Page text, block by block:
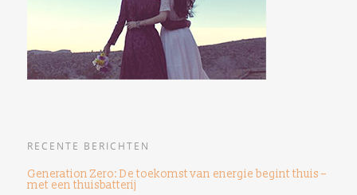
RECENTE BERICHTEN
Generation Zero: De toekomst van energie begint thuis –
met een thuisbatterij